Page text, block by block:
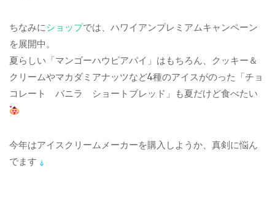
ちなみにショップでは、ハワイアンプレミアムキャンペーン
を展開中。
夏らしい「マンゴーハウピアパイ」はもちろん、クッキー＆
クリームやマカダミアナッツなど4種のアイスがのった「チョ
コレート バニラ ショートブレッド」も夏だけど食べたい
今年はアイスクリームメーカーを購入しようか、真剣に悩ん
でます